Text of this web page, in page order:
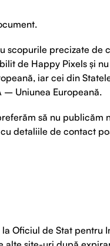
scopurile precizate de
de Happy Pixels și
iar cei din
– Uniunea Europeană.
să nu publicăm
detaliile de contact
Oficiul de Stat pentru